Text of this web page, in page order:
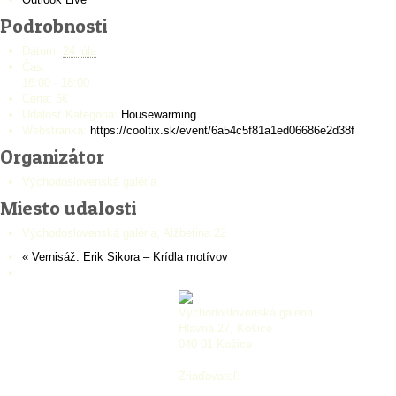
Podrobnosti
Dátum: 24 júla
Čas:
16:00 - 18:00
Cena: 5€
Udalosť Kategória: Housewarming
Webstránka: https://cooltix.sk/event/6a54c5f81a1ed06686e2d38f
Organizátor
Východoslovenská galéria
Miesto udalosti
Východoslovenská galéria, Alžbetina 22
« Vernisáž: Erik Sikora – Krídla motívov
Východoslovenská galéria
Hlavná 27, Košice
040 01 Košice
Zriaďovateľ: